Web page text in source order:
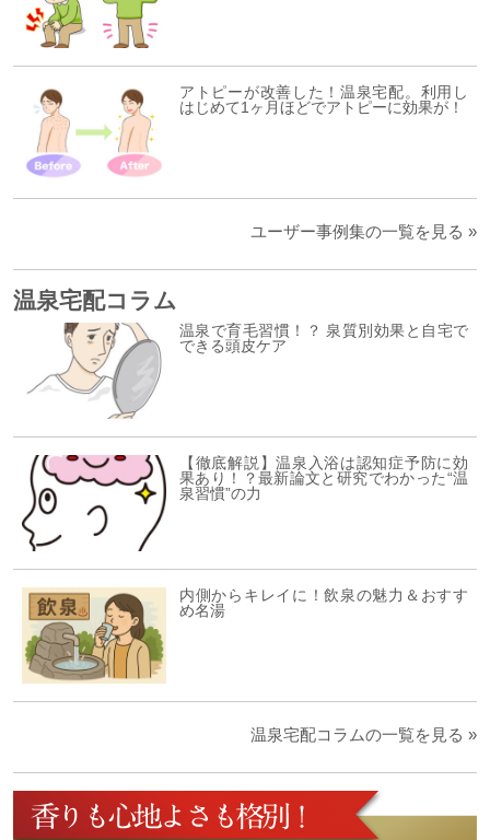
アトピーが改善した！温泉宅配。利用し
はじめて1ヶ月ほどでアトピーに効果が！
ユーザー事例集の一覧を見る »
温泉宅配コラム
温泉で育毛習慣！？ 泉質別効果と自宅で
できる頭皮ケア
【徹底解説】温泉入浴は認知症予防に効
果あり！？最新論文と研究でわかった“温
泉習慣”の力
内側からキレイに！飲泉の魅力＆おすす
め名湯
温泉宅配コラムの一覧を見る »